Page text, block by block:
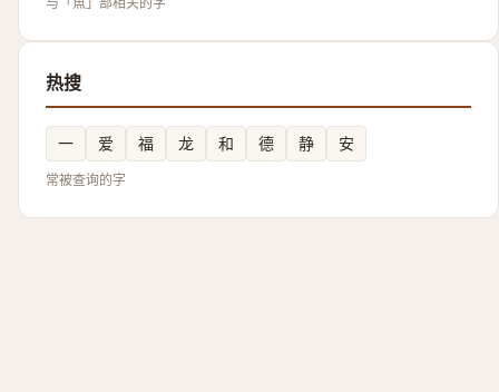
热搜
一 爱 福 龙 和 德 静 安
常被查询的字